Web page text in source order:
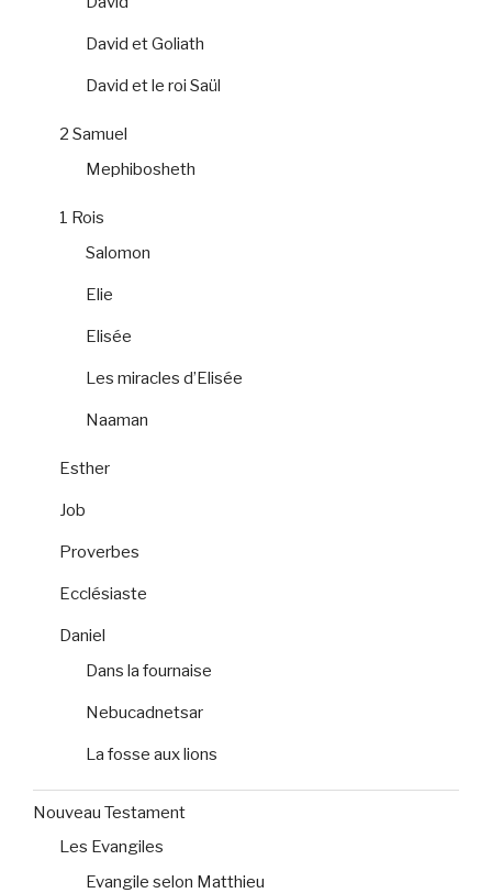
David et Goliath
David et le roi Saül
2 Samuel
Mephibosheth
1 Rois
Salomon
Elie
Elisée
Les miracles d’Elisée
Naaman
Esther
Job
Proverbes
Ecclésiaste
Daniel
Dans la fournaise
Nebucadnetsar
La fosse aux lions
Nouveau Testament
Les Evangiles
Evangile selon Matthieu